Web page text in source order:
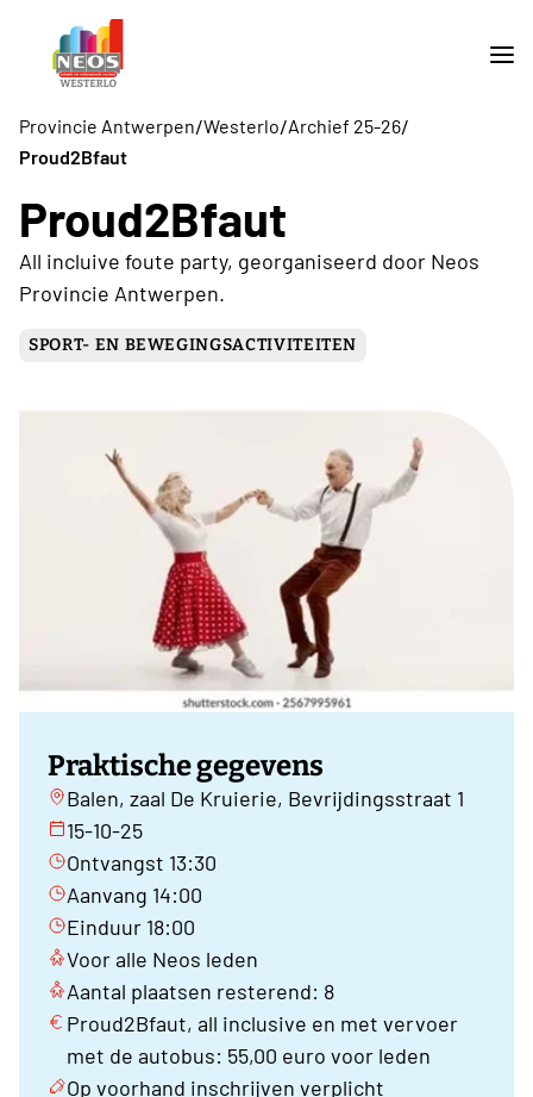
Provincie Antwerpen/Westerlo/Archief 25-26/
Proud2Bfaut
Proud2Bfaut
All incluive foute party, georganiseerd door Neos
Provincie Antwerpen.
SPORT- EN BEWEGINGSACTIVITEITEN
Praktische gegevens
Balen, zaal De Kruierie, Bevrijdingsstraat 1
15-10-25
Ontvangst 13:30
Aanvang 14:00
Einduur 18:00
Voor alle Neos leden
Aantal plaatsen resterend: 8
Proud2Bfaut, all inclusive en met vervoer
met de autobus: 55,00 euro voor leden
Op voorhand inschrijven verplicht